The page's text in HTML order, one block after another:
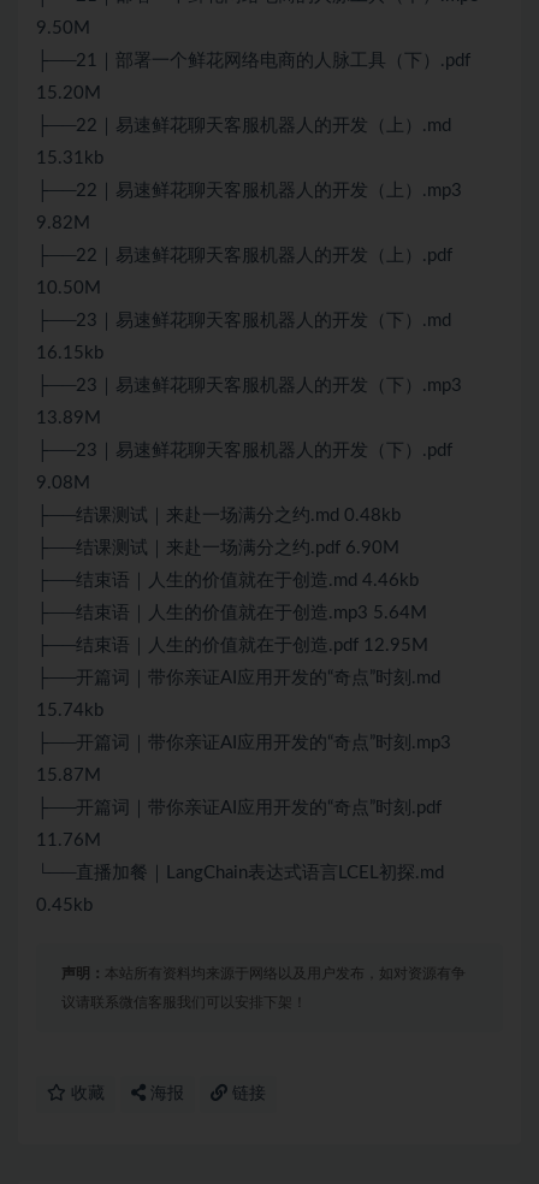
9.50M
├──21｜部署一个鲜花网络电商的人脉工具（下）.pdf
15.20M
├──22｜易速鲜花聊天客服机器人的开发（上）.md
15.31kb
├──22｜易速鲜花聊天客服机器人的开发（上）.mp3
9.82M
├──22｜易速鲜花聊天客服机器人的开发（上）.pdf
10.50M
├──23｜易速鲜花聊天客服机器人的开发（下）.md
16.15kb
├──23｜易速鲜花聊天客服机器人的开发（下）.mp3
13.89M
├──23｜易速鲜花聊天客服机器人的开发（下）.pdf
9.08M
├──结课测试｜来赴一场满分之约.md 0.48kb
├──结课测试｜来赴一场满分之约.pdf 6.90M
├──结束语｜人生的价值就在于创造.md 4.46kb
├──结束语｜人生的价值就在于创造.mp3 5.64M
├──结束语｜人生的价值就在于创造.pdf 12.95M
├──开篇词｜带你亲证AI应用开发的“奇点”时刻.md
15.74kb
├──开篇词｜带你亲证AI应用开发的“奇点”时刻.mp3
15.87M
├──开篇词｜带你亲证AI应用开发的“奇点”时刻.pdf
11.76M
└──直播加餐｜LangChain表达式语言LCEL初探.md
0.45kb
声明： 本站所有资料均来源于网络以及用户发布，如对资源有争
议请联系微信客服我们可以安排下架！
收藏 海报 链接